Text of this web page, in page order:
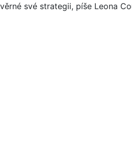
věrné své strategii, píše Leona